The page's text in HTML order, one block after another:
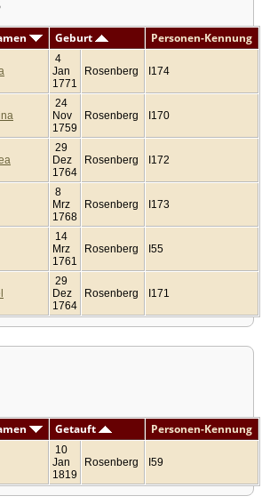
Geburt Personen-Kennung
4
Jan
1771
Rosenberg I174
24
Nov
1759
Rosenberg I170
29
Dez
1764
Rosenberg I172
8
Mrz
1768
Rosenberg I173
14
Mrz
1761
Rosenberg I55
29
Dez
1764
Rosenberg I171
Getauft Personen-Kennung
10
Jan
1819
Rosenberg I59